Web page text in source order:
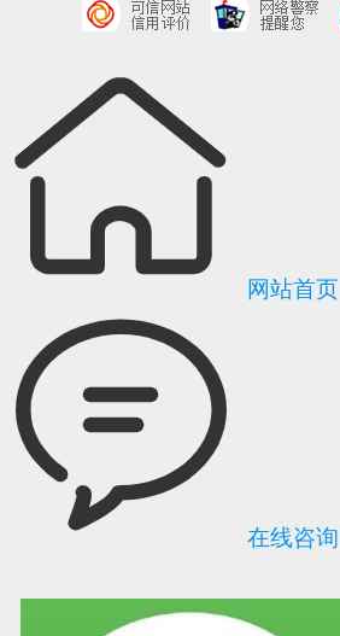
可信网站信用评 网络警察提醒你
网站首页
在线咨询